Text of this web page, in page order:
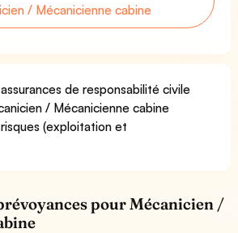
/ Mécanicienne cabine
de responsabilité civile
/ Mécanicienne cabine
(exploitation et
pour Mécanicien /